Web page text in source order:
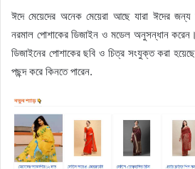
ঈদে মেয়েদের অনেক মেয়েরা আছে যারা ঈদের
নরমাল পোশাকের ডিজাইন ও মডেল অনুসন্ধান
ডিজাইনের পোশাকের ছবি ও চিত্র সংযুক্ত করা
পছন্দ করে কিনতে পারেন.